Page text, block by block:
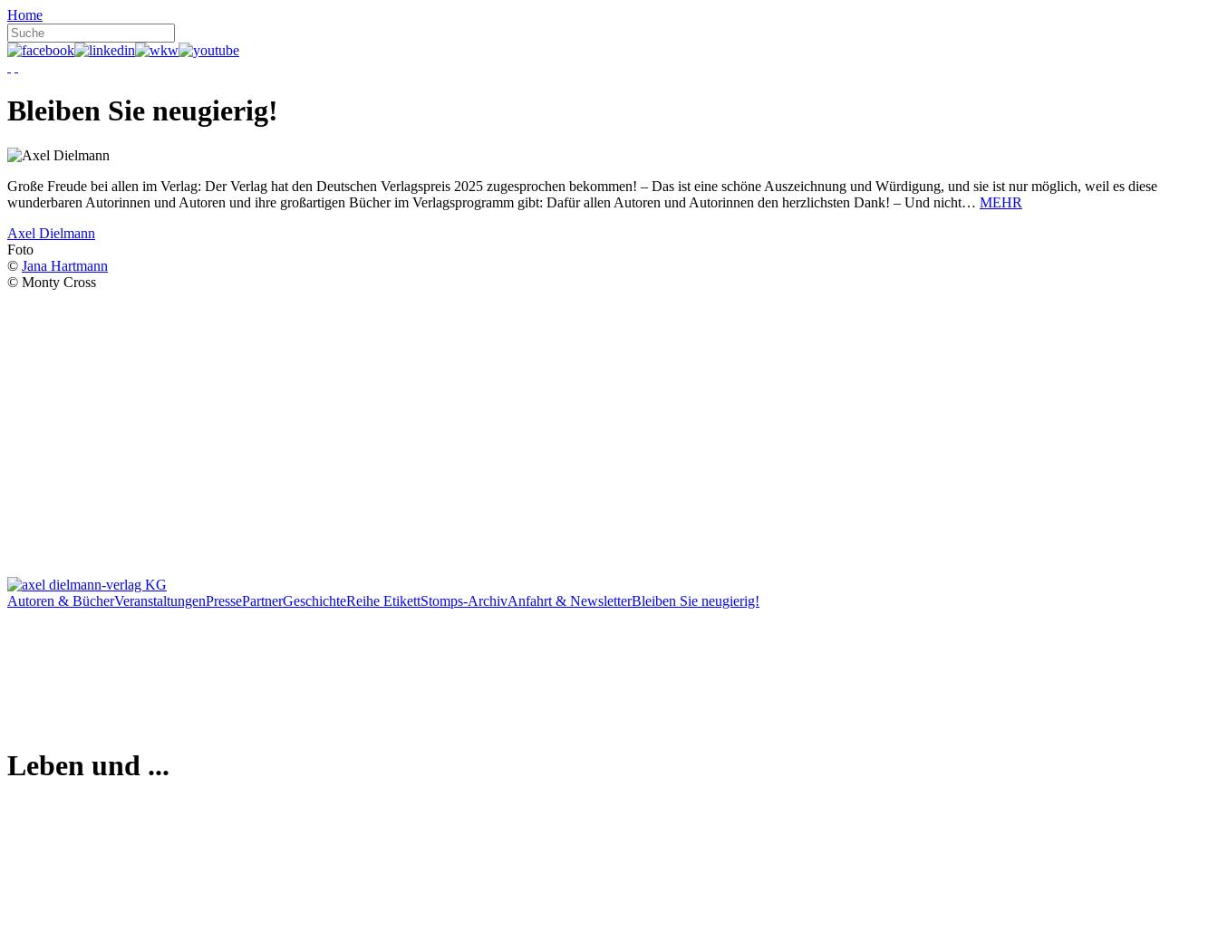
Home
Bleiben Sie neugierig!
Große Freude bei allen im Verlag: Der Verlag hat den Deutschen Verlagspreis 2025 zugesprochen bekommen! – Das ist eine schöne Auszeichnung und Würdigung, und sie ist nur möglich, weil es diese
wunderbaren Autorinnen und Autoren und ihre großartigen Bücher im Verlagsprogramm gibt: Dafür allen Autoren und Autorinnen den herzlichsten Dank! – Und nicht… MEHR
Axel Dielmann
Foto
© Jana Hartmann
© Monty Cross
Autoren & BücherVeranstaltungenPressePartnerGeschichteReihe EtikettStomps-ArchivAnfahrt & NewsletterBleiben Sie neugierig!
Leben und ...